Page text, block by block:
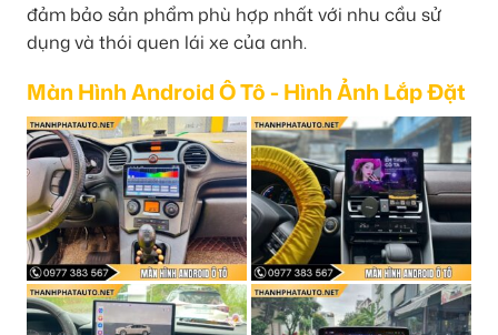
đảm bảo sản phẩm phù hợp nhất với nhu cầu sử
dụng và thói quen lái xe của anh.
Màn Hình Android Ô Tô - Hình Ảnh Lắp Đặt